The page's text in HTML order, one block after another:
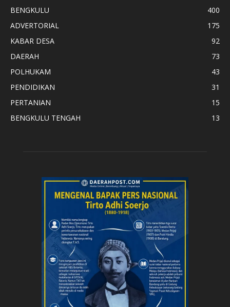
BENGKULU
400
ADVERTORIAL
175
KABAR DESA
92
DAERAH
73
POLHUKAM
43
PENDIDIKAN
31
PERTANIAN
15
BENGKULU TENGAH
13